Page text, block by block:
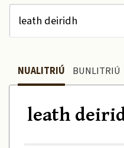
NUALITRIÚ BUNLITRIÚ
leath